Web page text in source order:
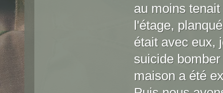
au moins
l'étage,
était avec eux,
suicide
maison a été